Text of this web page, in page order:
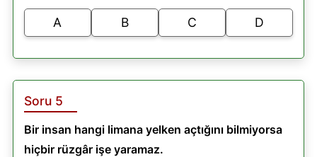
A B C D
Soru 5
Bir insan hangi limana yelken açtığını bilmiyorsa
hiçbir rüzgâr işe yaramaz.